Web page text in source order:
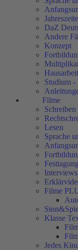
DaZ
Andere
Konzept
Studium -
Filme
Schreiben
Lesen
Sprache
Filme
Klasse
Jedes